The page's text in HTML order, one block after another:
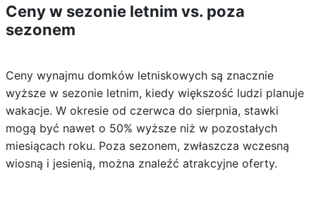
Ceny w sezonie letnim vs. poza
sezonem
Ceny wynajmu domków letniskowych są znacznie
wyższe w sezonie letnim, kiedy większość ludzi planuje
wakacje. W okresie od czerwca do sierpnia, stawki
mogą być nawet o 50% wyższe niż w pozostałych
miesiącach roku. Poza sezonem, zwłaszcza wczesną
wiosną i jesienią, można znaleźć atrakcyjne oferty.